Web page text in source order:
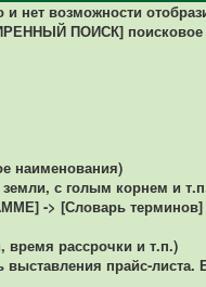
нет возможности
ПОИСК]
наименования)
земли, с голым корнем и
-> [Словарь терминов]
рассрочки и т.п.)
прайс-листа.